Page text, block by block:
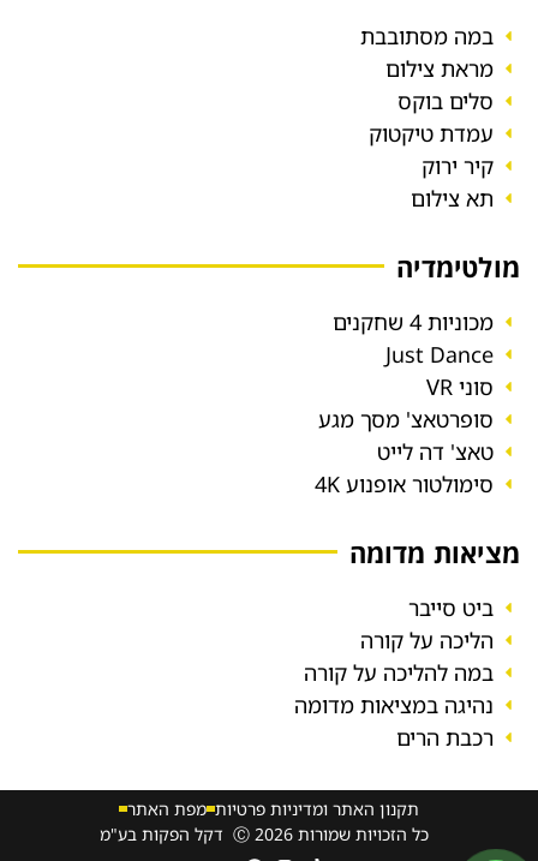
במה מסתובבת
מראת צילום
סלים בוקס
עמדת טיקטוק
קיר ירוק
תא צילום
מולטימדיה
מכוניות 4 שחקנים
Just Dance
סוני VR
סופרטאצ' מסך מגע
טאצ' דה לייט
סימולטור אופנוע 4K
מציאות מדומה
ביט סייבר
הליכה על קורה
במה להליכה על קורה
נהיגה במציאות מדומה
רכבת הרים
תקנון האתר ומדיניות פרטיות מפת האתר
כל הזכויות שמורות 2026 Ⓒ דקל הפקות בע"מ